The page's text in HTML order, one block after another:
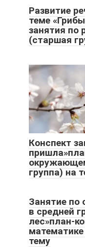
Развитие
теме
занятия по
(старшая
Конспект
группа) на
Занятие по
в средней
лес»план-
тему